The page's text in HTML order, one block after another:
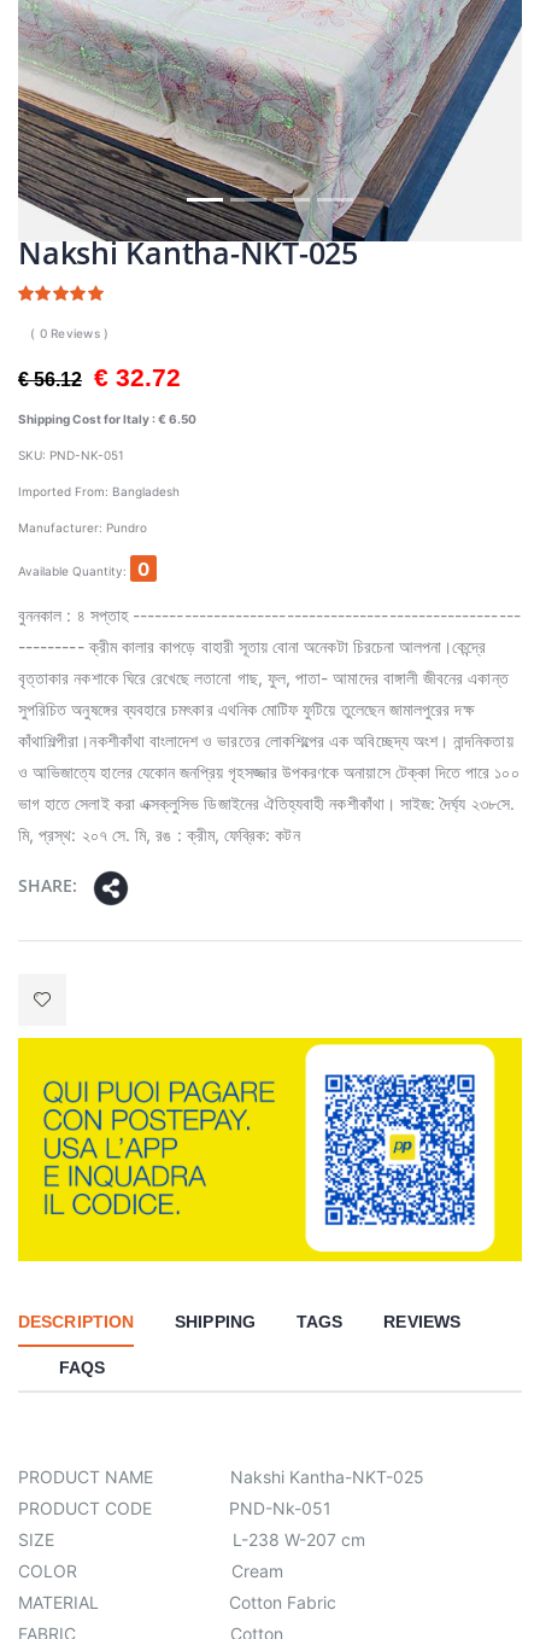
Nakshi Kantha-NKT-025
( 0 Reviews )
€ 56.12 € 32.72
Shipping Cost for Italy :€ 6.50
SKU: PND-NK-051
Imported From: Bangladesh
Manufacturer: Pundro
Available Quantity: 0
বুননকাল : ৪ সপ্তাহ -----------------------------------------------------
--------- ক্রীম কালার কাপড়ে বাহারী সূতায় বোনা অনেকটা চিরচেনা আলপনা।কেন্দ্রে
বৃত্তাকার নকশাকে ঘিরে রেখেছে লতানো গাছ, ফুল, পাতা- আমাদের বাঙ্গালী জীবনের একান্ত
সুপরিচিত অনুষঙ্গের ব্যবহারে চমৎকার এথনিক মোটিফ ফুটিয়ে তুলেছেন জামালপুরের দক্ষ
কাঁথাশিল্পীরা।নকশীকাঁথা বাংলাদেশ ও ভারতের লোকশিল্পের এক অবিচ্ছেদ্য অংশ। নান্দনিকতায়
ও আভিজাত্যে হালের যেকোন জনপ্রিয় গৃহসজ্জার উপকরণকে অনায়াসে টেক্কা দিতে পারে ১০০
ভাগ হাতে সেলাই করা এক্সক্লুসিভ ডিজাইনের ঐতিহ্যবাহী নকশীকাঁথা। সাইজ: দৈর্ঘ্য ২৩৮সে.
মি, প্রস্থ: ২০৭ সে. মি, রঙ : ক্রীম, ফেব্রিক: কটন
SHARE:
DESCRIPTION SHIPPING TAGS REVIEWS
FAQS
PRODUCT NAME Nakshi Kantha-NKT-025
PRODUCT CODE PND-Nk-051
SIZE L-238 W-207 cm
COLOR Cream
MATERIAL Cotton Fabric
FABRIC Cotton